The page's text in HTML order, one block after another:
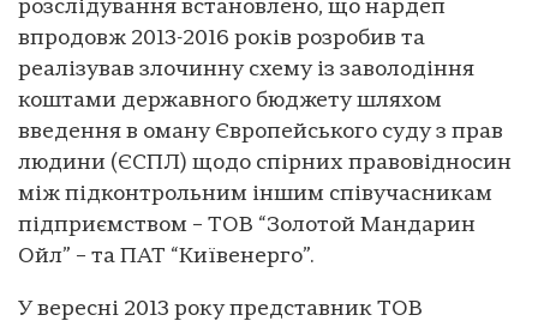
розслідування встановлено, що нардеп
впродовж 2013-2016 років розробив та
реалізував злочинну схему із заволодіння
коштами державного бюджету шляхом
введення в оману Європейського суду з прав
людини (ЄСПЛ) щодо спірних правовідносин
між підконтрольним іншим співучасникам
підприємством – ТОВ “Золотой Мандарин
Ойл” – та ПАТ “Київенерго”.
У вересні 2013 року представник ТОВ